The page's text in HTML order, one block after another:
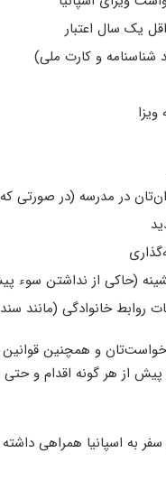
یک سال اعتبار
شناسنامه و کارت ملی)
در مدرسه (در صورتی
از نداشتن سوء پیشینه در 5
روابط خانوادگی (مانند
و همچنین
پیش از هر گونه اقدام و حتی
به اسپانیا همراهی